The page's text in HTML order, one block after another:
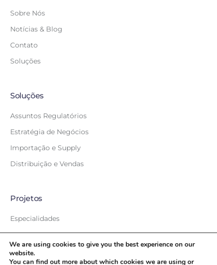
Sobre Nós
Notícias & Blog
Contato
Soluções
Soluções
Assuntos Regulatórios
Estratégia de Negócios
Importação e Supply
Distribuição e Vendas
Projetos
Especialidades
We are using cookies to give you the best experience on our
website.
You can find out more about which cookies we are using or